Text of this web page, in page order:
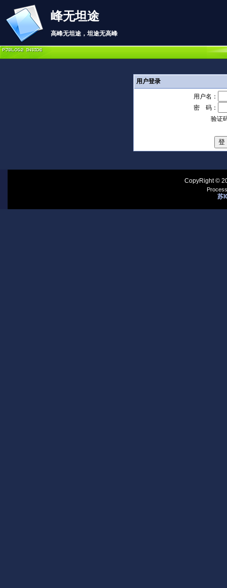
峰无坦途
高峰无坦途，坦途无高峰
用户登录
用户名：
密 码：
验证
CopyRight ©
苏